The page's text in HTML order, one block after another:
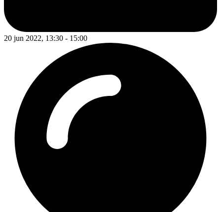
20 jun 2022, 13:30 - 15:00